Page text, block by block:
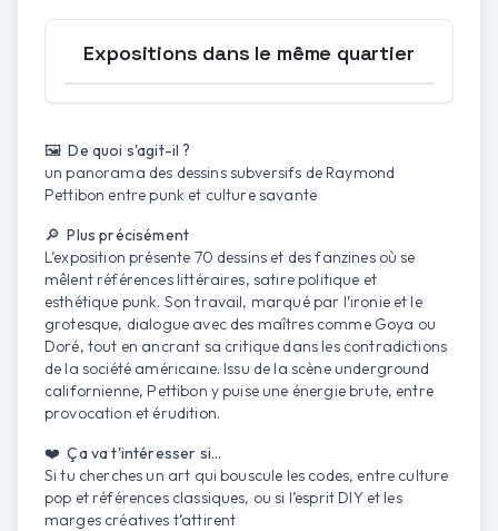
Expositions dans le même quartier
🖼️ De quoi s'agit-il ?
un panorama des dessins subversifs de Raymond
Pettibon entre punk et culture savante
🔎 Plus précisément
L’exposition présente 70 dessins et des fanzines où se
mêlent références littéraires, satire politique et
esthétique punk. Son travail, marqué par l’ironie et le
grotesque, dialogue avec des maîtres comme Goya ou
Doré, tout en ancrant sa critique dans les contradictions
de la société américaine. Issu de la scène underground
californienne, Pettibon y puise une énergie brute, entre
provocation et érudition.
❤️ Ça va t'intéresser si...
Si tu cherches un art qui bouscule les codes, entre culture
pop et références classiques, ou si l’esprit DIY et les
marges créatives t’attirent